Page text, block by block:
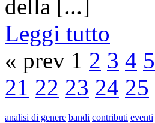
della [...]
Leggi tutto
« prev 1 2 3 4 5
21 22 23 24 25
analisi di genere bandi contributi eventi